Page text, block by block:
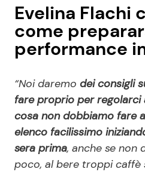
Evelina Flachi
come
performance
“Noi daremo dei consigli
fare proprio per regolarci
cosa non dobbiamo fare
elenco facilissimo
sera prima, anche se non
poco, al bere troppi